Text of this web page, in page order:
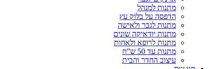
מתנות למנהל
הדפסה על בלוק עץ
מתנות לגבר ולאישה
מתנות יודאיקה שונים
מתנות לרופא ולאחות
מתנות עד 50 ש”ח
עיצוב החדר והבית